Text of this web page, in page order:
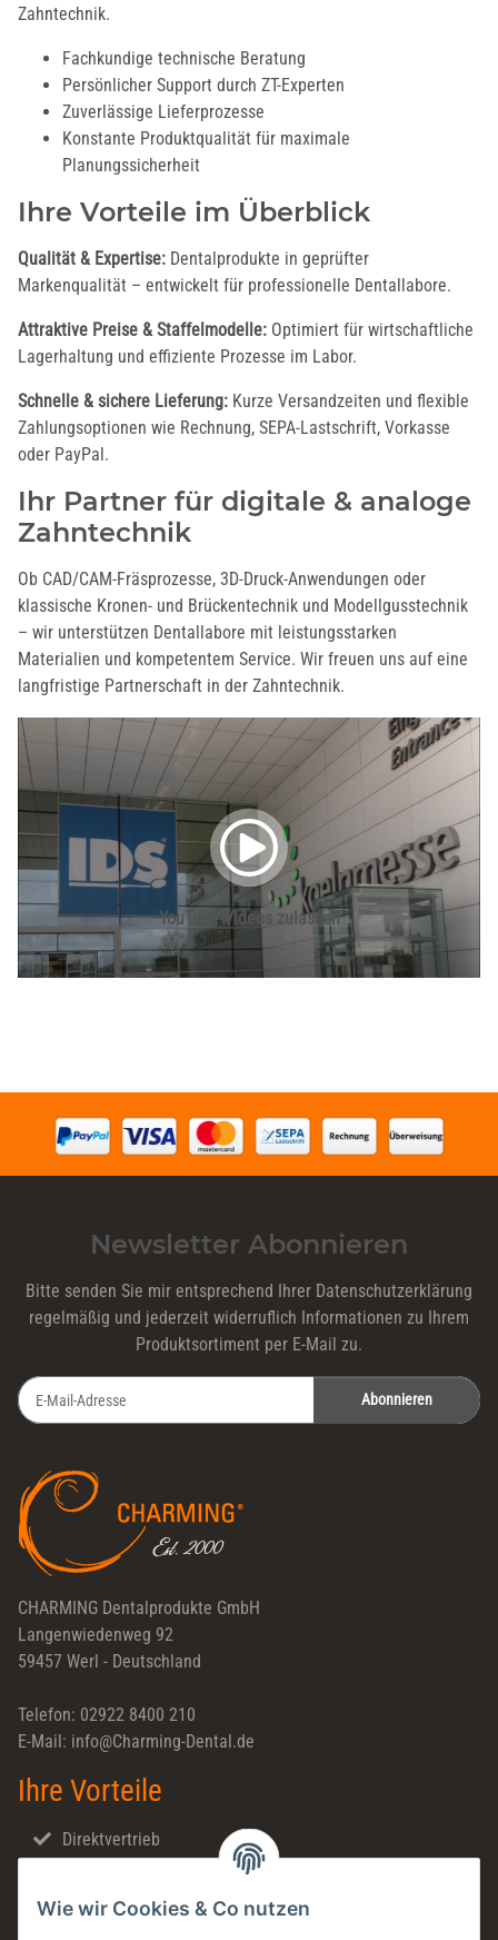
Wie wir Cookies & Co nutzen
Zahntechnik.
Fachkundige technische Beratung
Persönlicher Support durch ZT-Experten
Zuverlässige Lieferprozesse
Konstante Produktqualität für maximale
Planungssicherheit
Ihre Vorteile im Überblick
Qualität & Expertise: Dentalprodukte in geprüfter
Markenqualität – entwickelt für professionelle Dentallabore.
Attraktive Preise & Staffelmodelle: Optimiert für wirtschaftliche
Lagerhaltung und effiziente Prozesse im Labor.
Schnelle & sichere Lieferung: Kurze Versandzeiten und flexible
Zahlungsoptionen wie Rechnung, SEPA-Lastschrift, Vorkasse
oder PayPal.
Ihr Partner für digitale & analoge
Zahntechnik
Ob CAD/CAM-Fräsprozesse, 3D-Druck-Anwendungen oder
klassische Kronen- und Brückentechnik und Modellgusstechnik
– wir unterstützen Dentallabore mit leistungsstarken
Materialien und kompetentem Service. Wir freuen uns auf eine
langfristige Partnerschaft in der Zahntechnik.
YouTube-Videos zulassen
Newsletter Abonnieren
Bitte senden Sie mir entsprechend Ihrer Datenschutzerklärung
regelmäßig und jederzeit widerruflich Informationen zu Ihrem
Produktsortiment per E-Mail zu.
Abonnieren
CHARMING Dentalprodukte GmbH
Langenwiedenweg 92
59457 Werl - Deutschland
Telefon: 02922 8400 210
E-Mail: info@Charming-Dental.de
Ihre Vorteile
Direktvertrieb
Made in Germany